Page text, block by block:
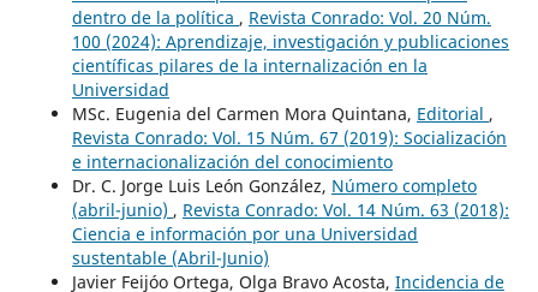
dentro de la política , Revista Conrado: Vol. 20 Núm.
100 (2024): Aprendizaje, investigación y publicaciones
científicas pilares de la internalización en la
Universidad
MSc. Eugenia del Carmen Mora Quintana, Editorial ,
Revista Conrado: Vol. 15 Núm. 67 (2019): Socialización
e internacionalización del conocimiento
Dr. C. Jorge Luis León González, Número completo
(abril-junio) , Revista Conrado: Vol. 14 Núm. 63 (2018):
Ciencia e información por una Universidad
sustentable (Abril-Junio)
Javier Feijóo Ortega, Olga Bravo Acosta, Incidencia de